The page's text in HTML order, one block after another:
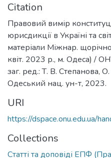
Citation
Правовий вимір
юрисдикції в Україні та
матеріали Міжнар.
квіт. 2023 р., м. Одеса) /
заг. ред.: Т. В. Степанова,
Одеський нац. ун-т, 2023.
URI
https://dspace.onu.edu.ua/
Collections
Статті та доповіді ЕПФ